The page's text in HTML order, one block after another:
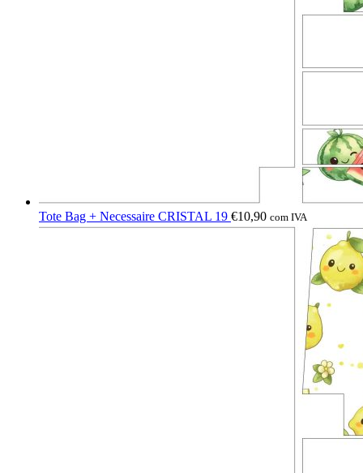
Tote Bag + Necessaire CRISTAL 19 €10,90 com IVA